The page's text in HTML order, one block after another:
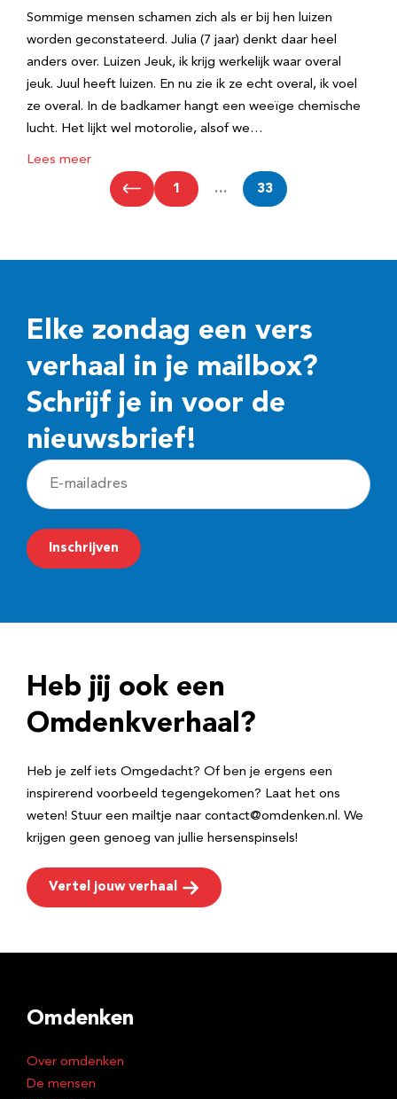
Sommige mensen schamen zich als er bij hen luizen
worden geconstateerd. Julia (7 jaar) denkt daar heel
anders over. Luizen Jeuk, ik krijg werkelijk waar overal
jeuk. Juul heeft luizen. En nu zie ik ze echt overal, ik voel
ze overal. In de badkamer hangt een weeïge chemische
lucht. Het lijkt wel motorolie, alsof we…
Lees meer
1 … 33
Elke zondag een vers
verhaal in je mailbox?
Schrijf je in voor de
nieuwsbrief!
E
-
m
a
r
e
Inschrijven
Heb jij ook een
Omdenkverhaal?
Heb je zelf iets Omgedacht? Of ben je ergens een
inspirerend voorbeeld tegengekomen? Laat het ons
weten! Stuur een mailtje naar contact@omdenken.nl. We
krijgen geen genoeg van jullie hersenspinsels!
Vertel jouw verhaal
Omdenken
Over omdenken
De mensen